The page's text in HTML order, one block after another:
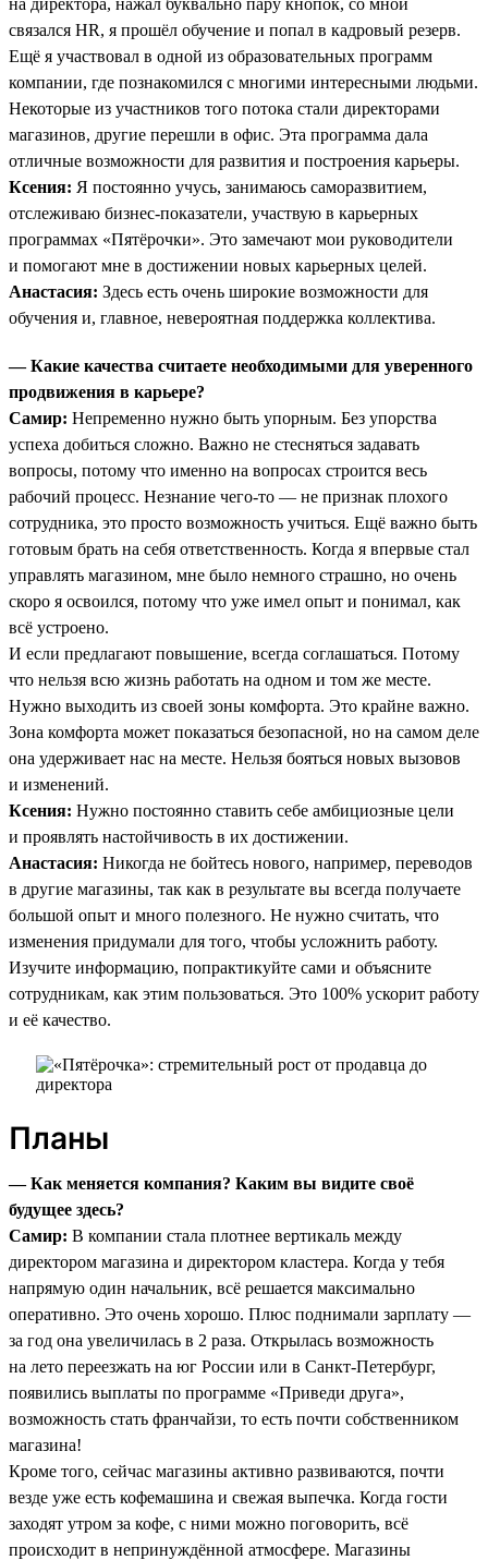
связался HR, я прошёл обучение и попал в кадровый резерв.
Ещё я участвовал в одной из образовательных программ
компании, где познакомился с многими интересными людьми.
Некоторые из участников того потока стали директорами
магазинов, другие перешли в офис. Эта программа дала
отличные возможности для развития и построения карьеры.
Ксения: Я постоянно учусь, занимаюсь саморазвитием,
отслеживаю бизнес-показатели, участвую в карьерных
программах «Пятёрочки». Это замечают мои руководители
и помогают мне в достижении новых карьерных целей.
Анастасия: Здесь есть очень широкие возможности для
обучения и, главное, невероятная поддержка коллектива.
— Какие качества считаете необходимыми для уверенного
продвижения в карьере?
Самир: Непременно нужно быть упорным. Без упорства
успеха добиться сложно. Важно не стесняться задавать
вопросы, потому что именно на вопросах строится весь
рабочий процесс. Незнание чего-то — не признак плохого
сотрудника, это просто возможность учиться. Ещё важно быть
готовым брать на себя ответственность. Когда я впервые стал
управлять магазином, мне было немного страшно, но очень
скоро я освоился, потому что уже имел опыт и понимал, как
всё устроено.
И если предлагают повышение, всегда соглашаться. Потому
что нельзя всю жизнь работать на одном и том же месте.
Нужно выходить из своей зоны комфорта. Это крайне важно.
Зона комфорта может показаться безопасной, но на самом деле
она удерживает нас на месте. Нельзя бояться новых вызовов
и изменений.
Ксения: Нужно постоянно ставить себе амбициозные цели
и проявлять настойчивость в их достижении.
Анастасия: Никогда не бойтесь нового, например, переводов
в другие магазины, так как в результате вы всегда получаете
большой опыт и много полезного. Не нужно считать, что
изменения придумали для того, чтобы усложнить работу.
Изучите информацию, попрактикуйте сами и объясните
сотрудникам, как этим пользоваться. Это 100% ускорит работу
и её качество.
Планы
— Как меняется компания? Каким вы видите своё
будущее здесь?
Самир: В компании стала плотнее вертикаль между
директором магазина и директором кластера. Когда у тебя
напрямую один начальник, всё решается максимально
оперативно. Это очень хорошо. Плюс поднимали зарплату —
за год она увеличилась в 2 раза. Открылась возможность
на лето переезжать на юг России или в Санкт-Петербург,
появились выплаты по программе «Приведи друга»,
возможность стать франчайзи, то есть почти собственником
магазина!
Кроме того, сейчас магазины активно развиваются, почти
везде уже есть кофемашина и свежая выпечка. Когда гости
заходят утром за кофе, с ними можно поговорить, всё
происходит в непринуждённой атмосфере. Магазины